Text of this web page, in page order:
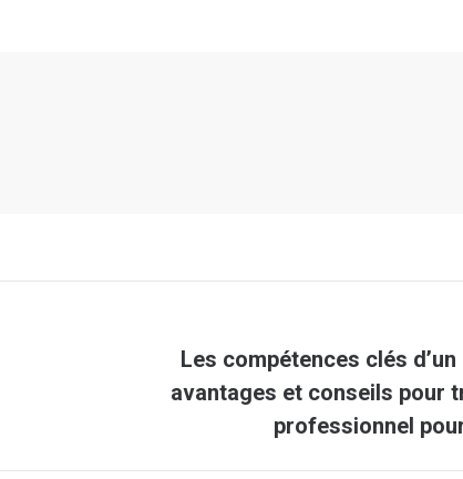
Les compétences clés
avantages et conseils pour
professionnel